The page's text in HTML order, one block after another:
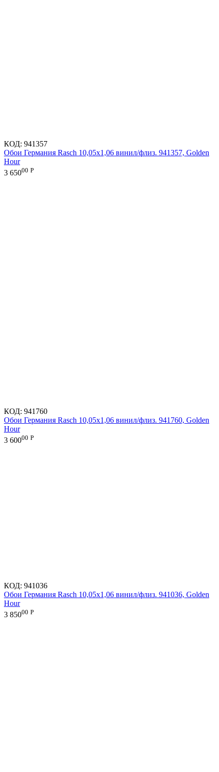
КОД: 941357
Обои Германия Rasch 10,05x1,06 винил/флиз. 941357, Golden
Hour
3 65000 Р
КОД: 941760
Обои Германия Rasch 10,05x1,06 винил/флиз. 941760, Golden
Hour
3 60000 Р
КОД: 941036
Обои Германия Rasch 10,05x1,06 винил/флиз. 941036, Golden
Hour
3 85000 Р